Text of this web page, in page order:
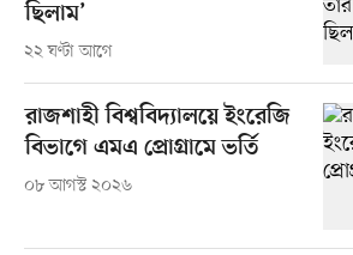
ছিলাম’
২২ ঘণ্টা আগে
রাজশাহী বিশ্ববিদ্যালয়ে ইংরেজি
বিভাগে এমএ প্রোগ্রামে ভর্তি
০৮ আগস্ট ২০২৬